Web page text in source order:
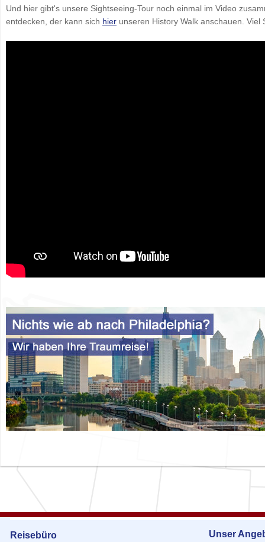
Und hier gibt's unsere Sightseeing-Tour noch einmal im Video
entdecken, der kann sich hier unseren History Walk anschauen. Viel
Reisebüro Unser